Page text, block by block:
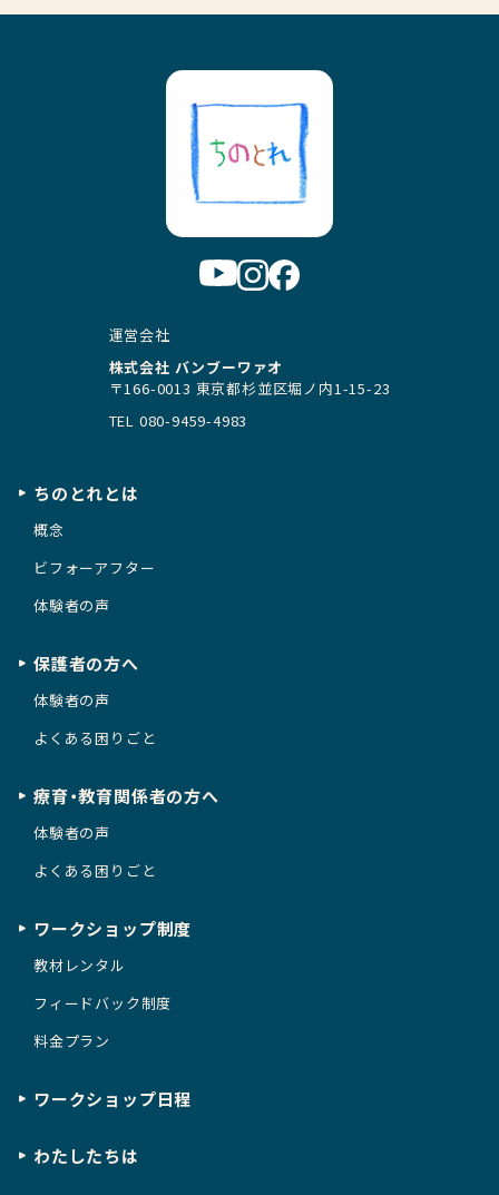
運営会社
株式会社 バンブーワァオ
〒166-0013 東京都杉並区堀ノ内1-15-23
TEL 080-9459-4983
ちのとれとは
概念
ビフォーアフター
体験者の声
保護者の方へ
体験者の声
よくある困りごと
療育・教育関係者の方へ
体験者の声
よくある困りごと
ワークショップ制度
教材レンタル
フィードバック制度
料金プラン
ワークショップ日程
わたしたちは